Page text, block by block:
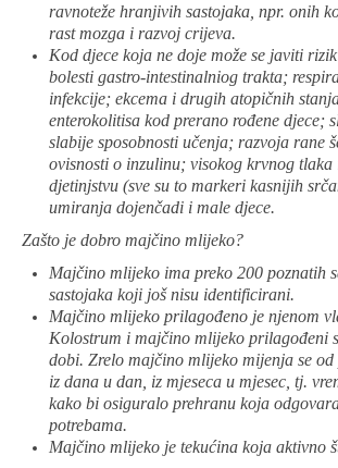
ravnoteže hranjivih sastojaka, npr. onih
rast mozga i razvoj crijeva.
Kod djece koja ne doje može se javiti
bolesti gastro-intestinalniog trakta;
infekcije; ekcema i drugih atopičnih
enterokolitisa kod prerano rođene djece;
slabije sposobnosti učenja; razvoja rane
ovisnosti o inzulinu; visokog krvnog tlaka
djetinjstvu (sve su to markeri kasnijih
umiranja dojenčadi i male djece.
Zašto je dobro majčino mlijeko?
Majčino mlijeko ima preko 200 poznatih
sastojaka koji još nisu identificirani.
Majčino mlijeko prilagođeno je njenom
Kolostrum i majčino mlijeko prilagođeni
dobi. Zrelo majčino mlijeko mijenja se od
iz dana u dan, iz mjeseca u mjesec, tj.
kako bi osiguralo prehranu koja
potrebama.
Majčino mlijeko je tekućina koja aktivno